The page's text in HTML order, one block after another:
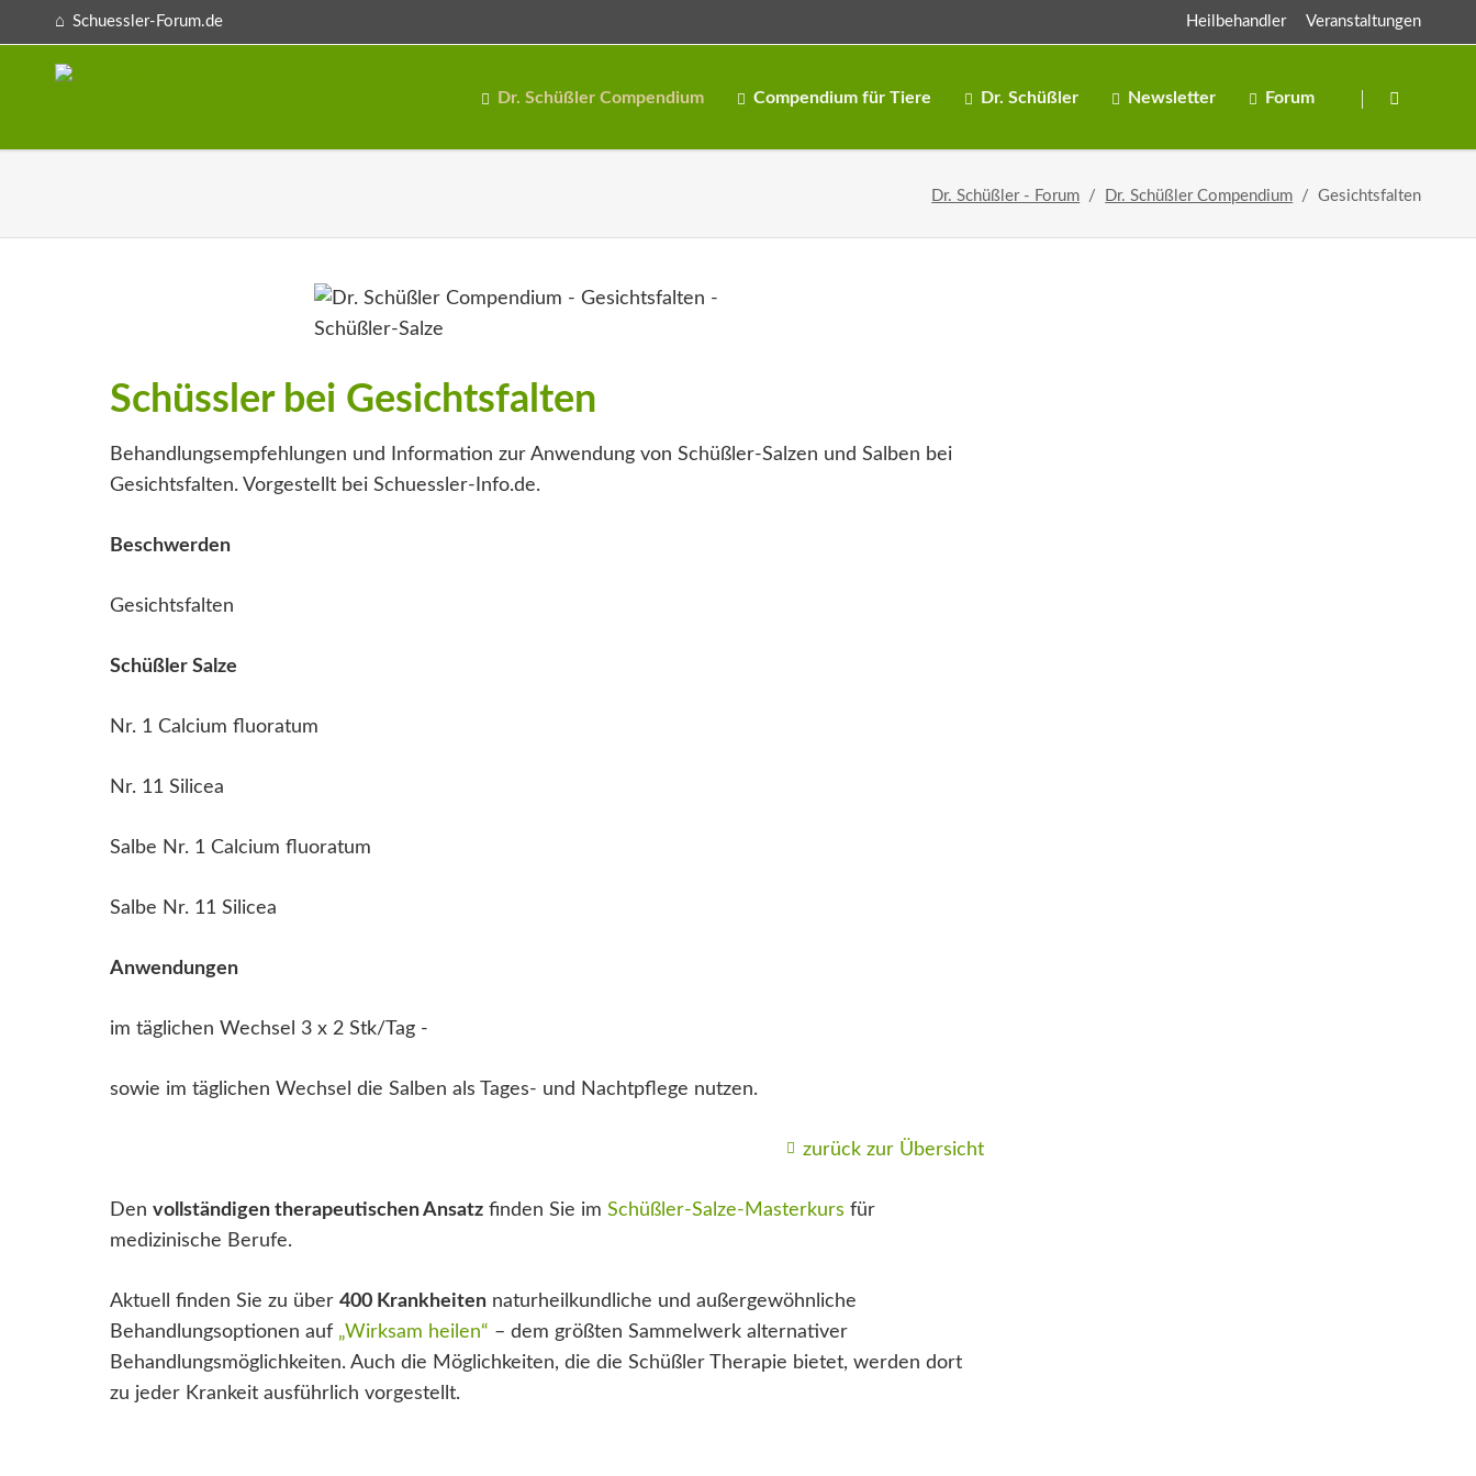
Schuessler-Forum.de Heilbehandler Veranstaltungen
überspringen
Dr. Schüßler Compendium Compendium für Tiere Dr. Schüßler Newsletter Forum
Dr. Schüßler - Forum Dr. Schüßler Compendium Gesichtsfalten
Schüssler bei Gesichtsfalten
Behandlungsempfehlungen und Information zur Anwendung von Schüßler-Salzen und Salben bei
Gesichtsfalten. Vorgestellt bei Schuessler-Info.de.
Beschwerden
Gesichtsfalten
Schüßler Salze
Nr. 1 Calcium fluoratum
Nr. 11 Silicea
Salbe Nr. 1 Calcium fluoratum
Salbe Nr. 11 Silicea
Anwendungen
im täglichen Wechsel 3 x 2 Stk/Tag -
sowie im täglichen Wechsel die Salben als Tages- und Nachtpflege nutzen.
zurück zur Übersicht
Den vollständigen therapeutischen Ansatzfinden Sie im Schüßler-Salze-Masterkurs für
medizinische Berufe.
Aktuell finden Sie zu über 400 Krankheitennaturheilkundliche und außergewöhnliche
Behandlungsoptionen auf „Wirksam heilen“ – dem größten Sammelwerk alternativer
Behandlungsmöglichkeiten. Auch die Möglichkeiten, die die Schüßler Therapie bietet, werden dort
zu jeder Krankeit ausführlich vorgestellt.